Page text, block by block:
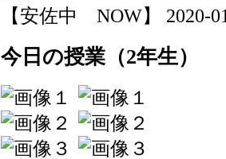
【安佐中 NOW】 2020-
今日の授業（2年生）